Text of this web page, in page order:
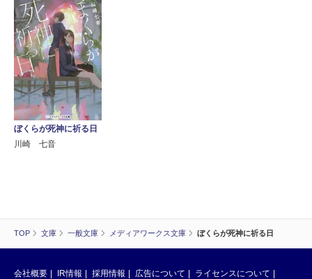
TOP 文庫 一般文庫 メディアワークス文庫 ぼくらが死神に祈る日
ぼくらが死神に祈る日
川崎 七音
会社概要 IR情報 採用情報 広告について
ライセンスについて